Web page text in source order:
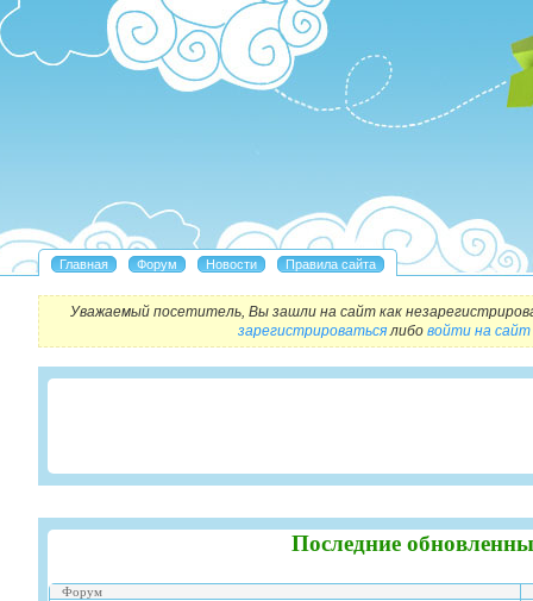
Уважаемый посетитель, Вы зашли на сайт как
зарегистрироватьсялибо войти на сайт
Последние
Форум